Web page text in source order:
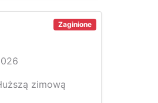
Zaginione
zimową